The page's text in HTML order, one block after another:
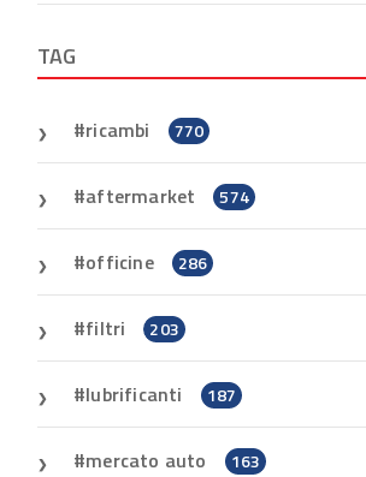
TAG
ricambi 770
aftermarket 574
officine 286
filtri 203
lubrificanti 187
mercato auto 163